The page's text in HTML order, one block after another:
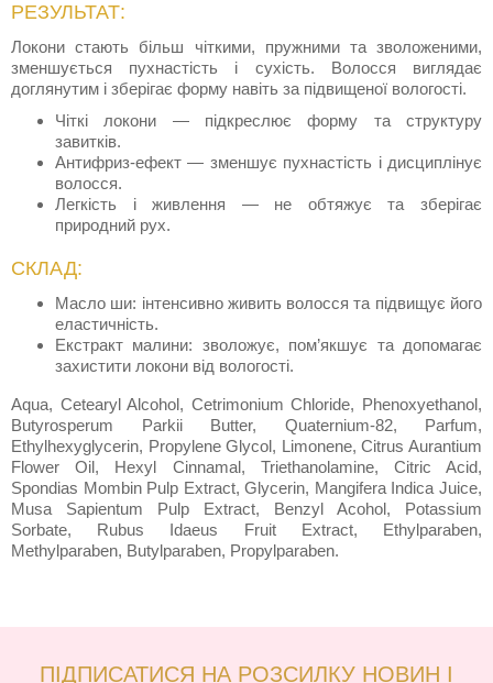
РЕЗУЛЬТАТ:
Локони стають більш чіткими, пружними та зволоженими,
зменшується пухнастість і сухість. Волосся виглядає
доглянутим і зберігає форму навіть за підвищеної вологості.
Чіткі локони — підкреслює форму та структуру
завитків.
Антифриз-ефект — зменшує пухнастість і дисциплінує
волосся.
Легкість і живлення — не обтяжує та зберігає
природний рух.
СКЛАД:
Масло ши: інтенсивно живить волосся та підвищує його
еластичність.
Екстракт малини: зволожує, пом’якшує та допомагає
захистити локони від вологості.
Aqua, Cetearyl Alcohol, Cetrimonium Chloride, Phenoxyethanol,
Butyrosperum Parkii Butter, Quaternium-82, Parfum,
Ethylhexyglycerin, Propylene Glycol, Limonene, Citrus Aurantium
Flower Oil, Hexyl Cinnamal, Triethanolamine, Citric Acid,
Spondias Mombin Pulp Extract, Glycerin, Mangifera Indica Juice,
Musa Sapientum Pulp Extract, Benzyl Acohol, Potassium
Sorbate, Rubus Idaeus Fruit Extract, Ethylparaben,
Methylparaben, Butylparaben, Propylparaben.
ПІДПИСАТИСЯ НА РОЗСИЛКУ НОВИН І